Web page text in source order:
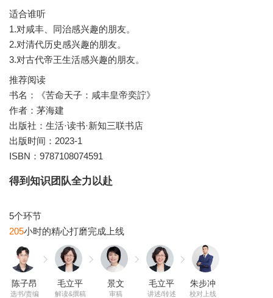
适合谁听
1.对咸丰、同治感兴趣的朋友。
2.对清代历史感兴趣的朋友。
3.对古代帝王生活感兴趣的朋友。
推荐阅读
书名：《苦命天子：咸丰皇帝奕詝》
作者：茅海建
出版社：生活·读书·新知三联书店
出版时间：2023-1
ISBN：9787108074591
得到知识团队全力以赴
205
陈子昂
选书/责编
毛立平
解读&撰稿
景文
审稿
毛立平
讲述/转述
朱步冲
校对上线